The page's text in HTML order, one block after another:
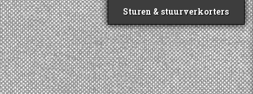
Sturen & stuurverkorters